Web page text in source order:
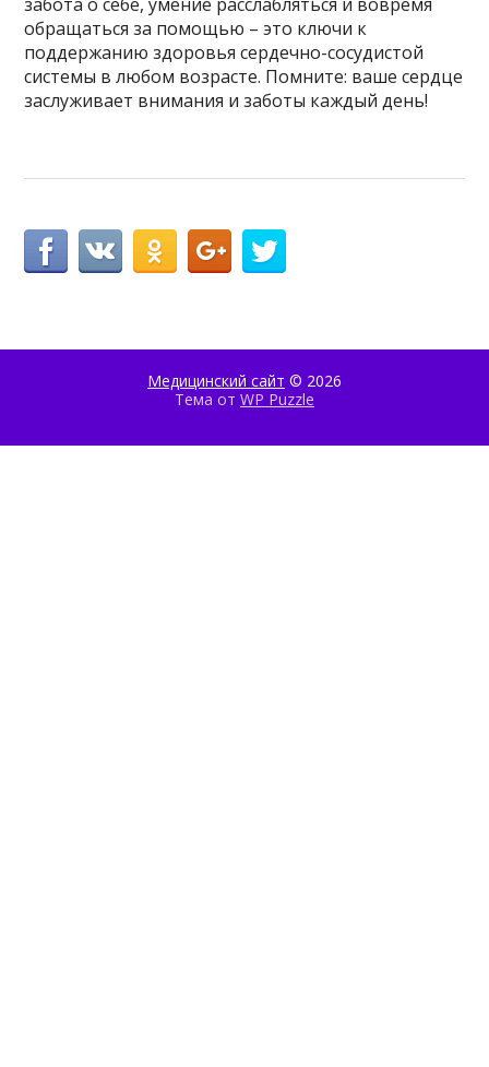
обращаться за помощью – это ключи к
поддержанию здоровья сердечно-сосудистой
системы в любом возрасте. Помните: ваше сердце
заслуживает внимания и заботы каждый день!
Медицинский сайт © 2026
Тема от WP Puzzle